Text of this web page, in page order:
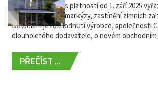
Vážení zákazníci, s platností od 1. září 2025
nabídky výsuvné markýzy, zastínění zimních
Důvodem je rozhodnutí výrobce, společnosti
dlouholetého dodavatele, o novém obchodním
PŘEČÍST ...